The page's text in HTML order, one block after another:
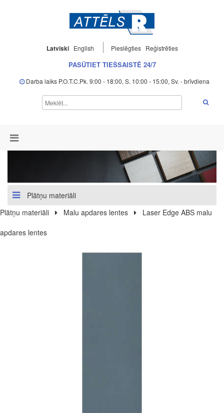
Latviski English Pieslēgties Reģistrēties
PASŪTIET TIEŠSAISTĒ 24/7
Darba laiks P.O.T.C.Pk. 9:00 - 18:00, S. 10:00 - 15:00, Sv. - brīvdiena
Plātņu materiāli
Plātņu materiāli
Malu apdares lentes
Laser Edge ABS malu
apdares lentes